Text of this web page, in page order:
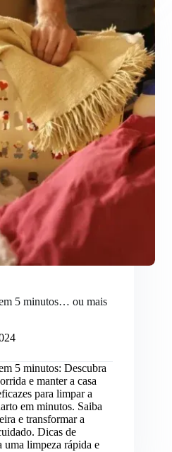
5 minutos… ou mais
5 minutos: Descubra
e manter a casa
para limpar a
em minutos. Saiba
e transformar a
Dicas de
uma limpeza rápida e